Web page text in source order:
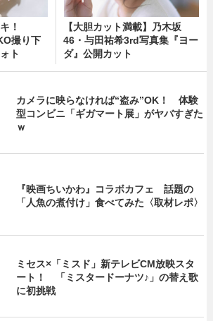
！
撮り下
ト
【大胆カット満載】乃木坂
46・与田祐希3rd写真集『ヨー
ダ』公開カット
カメラに映らなければ“盗み”OK！ 体験
型コンビニ「ギガマート展」がヤバすぎた
ｗ
『映画ちいかわ』コラボカフェ 話題の
「人魚の煮付け」食べてみた〈取材レポ〉
ミセス×「ミスド」新テレビCM放映スタ
ート！ 「ミスタードーナツ♪」の替え歌
に初挑戦